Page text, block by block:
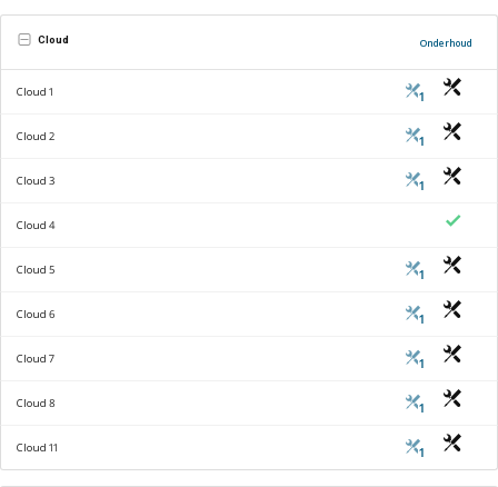
Cloud Onderhoud
Cloud 1 1
Cloud 2 1
Cloud 3 1
Cloud 4
Cloud 5 1
Cloud 6 1
Cloud 7 1
Cloud 8 1
Cloud 11 1